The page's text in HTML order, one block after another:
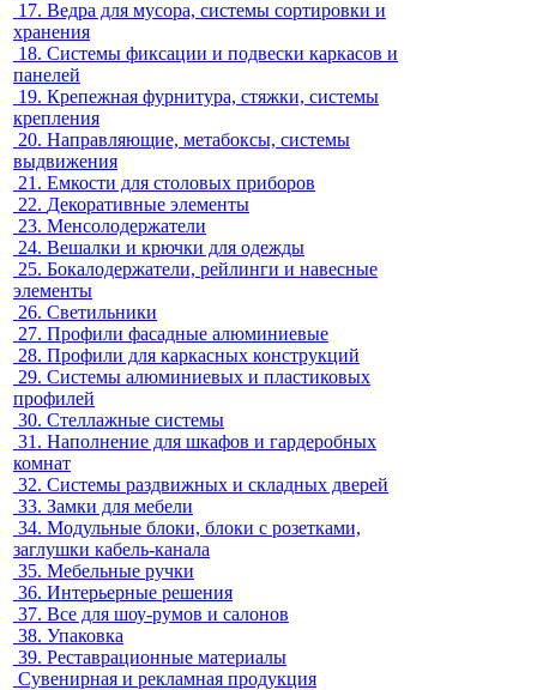
17. Ведра для мусора, системы сортировки и
хранения
18. Системы фиксации и подвески каркасов и
панелей
19. Крепежная фурнитура, стяжки, системы
крепления
20. Направляющие, метабоксы, системы
выдвижения
21. Емкости для столовых приборов
22. Декоративные элементы
23. Менсолодержатели
24. Вешалки и крючки для одежды
25. Бокалодержатели, рейлинги и навесные
элементы
26. Светильники
27. Профили фасадные алюминиевые
28. Профили для каркасных конструкций
29. Системы алюминиевых и пластиковых
профилей
30. Стеллажные системы
31. Наполнение для шкафов и гардеробных
комнат
32. Системы раздвижных и складных дверей
33. Замки для мебели
34. Модульные блоки, блоки с розетками,
заглушки кабель-канала
35. Мебельные ручки
36. Интерьерные решения
37. Все для шоу-румов и салонов
38. Упаковка
39. Реставрационные материалы
Сувенирная и рекламная продукция